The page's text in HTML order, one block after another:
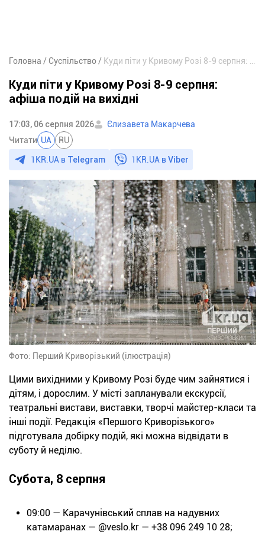
Головна Суспільство Куди піти у Кривому Розі 8-9 серпня: афіша подій на вихідні
Куди піти у Кривому Розі 8-9 серпня:
афіша подій на вихідні
17:03, 06 серпня 2026
Єлизавета Макарчева
Читати UA RU
1KR.UA в Telegram 1KR.UA вViber
Фото: Перший Криворізький (ілюстрація)
Цими вихідними у Кривому Розі буде чим зайнятися і
дітям, і дорослим. У місті запланували екскурсії,
театральні вистави, виставки, творчі майстер-класи та
інші події. Редакція «Першого Криворізького»
підготувала добірку подій, які можна відвідати в
суботу й неділю.
Субота, 8 серпня
09:00 — Карачунівський сплав на надувних
катамаранах — @veslo.kr — +38 096 249 10 28;